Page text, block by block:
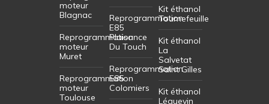
moteur
Blagnac
Reprogrammation
moteur
Muret
Reprogrammation
moteur
Toulouse
Reprogrammation
E85
Plaisance
Du Touch
Reprogrammation
E85
Colomiers
Kit éthanol
Tournefeuille
Kit éthanol
La
Salvetat
Saint Gilles
Kit éthanol
Léguevin